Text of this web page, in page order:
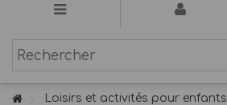
Loisirs et activités pour enfants